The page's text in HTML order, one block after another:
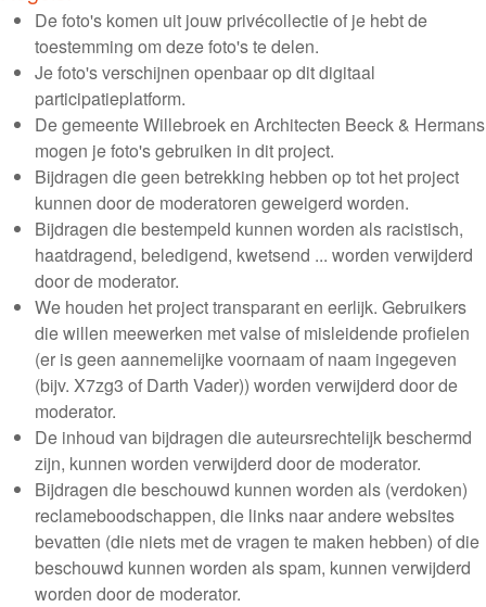
De foto's komen uit jouw privécollectie of je hebt de
toestemming om deze foto's te delen.
Je foto's verschijnen openbaar op dit digitaal
participatieplatform.
De gemeente Willebroek en Architecten Beeck & Hermans
mogen je foto's gebruiken in dit project.
Bijdragen die geen betrekking hebben op tot het project
kunnen door de moderatoren geweigerd worden.
Bijdragen die bestempeld kunnen worden als racistisch,
haatdragend, beledigend, kwetsend ... worden verwijderd
door de moderator.
We houden het project transparant en eerlijk. Gebruikers
die willen meewerken met valse of misleidende profielen
(er is geen aannemelijke voornaam of naam ingegeven
(bijv. X7zg3 of Darth Vader)) worden verwijderd door de
moderator.
De inhoud van bijdragen die auteursrechtelijk beschermd
zijn, kunnen worden verwijderd door de moderator.
Bijdragen die beschouwd kunnen worden als (verdoken)
reclameboodschappen, die links naar andere websites
bevatten (die niets met de vragen te maken hebben) of die
beschouwd kunnen worden als spam, kunnen verwijderd
worden door de moderator.